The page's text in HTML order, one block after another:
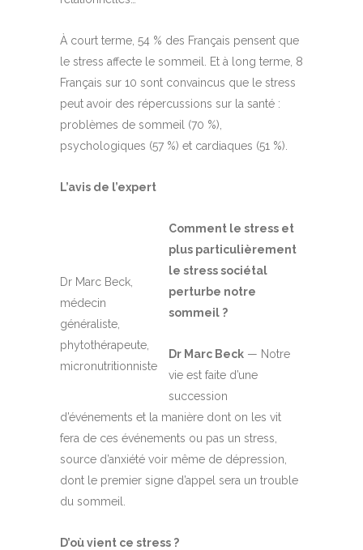
À court terme, 54 % des Français pensent que
le stress affecte le sommeil. Et à long terme, 8
Français sur 10 sont convaincus que le stress
peut avoir des répercussions sur la santé :
problèmes de sommeil (70 %),
psychologiques (57 %) et cardiaques (51 %).
L’avis de l’expert
Dr Marc Beck,
médecin
généraliste,
phytothérapeute,
micronutritionniste
Comment le stress et
plus particulièrement
le stress sociétal
perturbe notre
sommeil ?
Dr Marc Beck — Notre
vie est faite d’une
succession
d’événements et la manière dont on les vit
fera de ces événements ou pas un stress,
source d’anxiété voir même de dépression,
dont le premier signe d’appel sera un trouble
du sommeil.
D’où vient ce stress ?